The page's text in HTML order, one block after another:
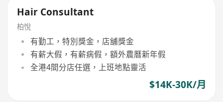
Hair Consultant
柏悅
有勤工，特別獎金，店舖獎金
有薪大假，有薪病假，額外農曆新年假
全港4間分店任選，上班地點靈活
$14K-30K/月